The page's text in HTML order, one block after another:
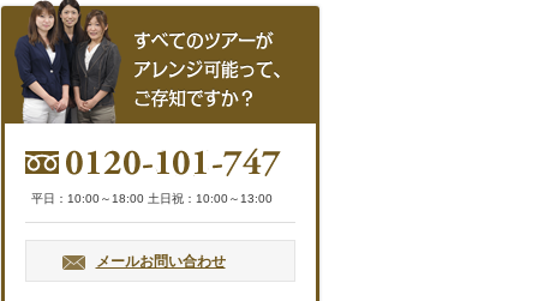
平日：10:00～18:00 土日祝：10:00～13:00
メールお問い合わせ